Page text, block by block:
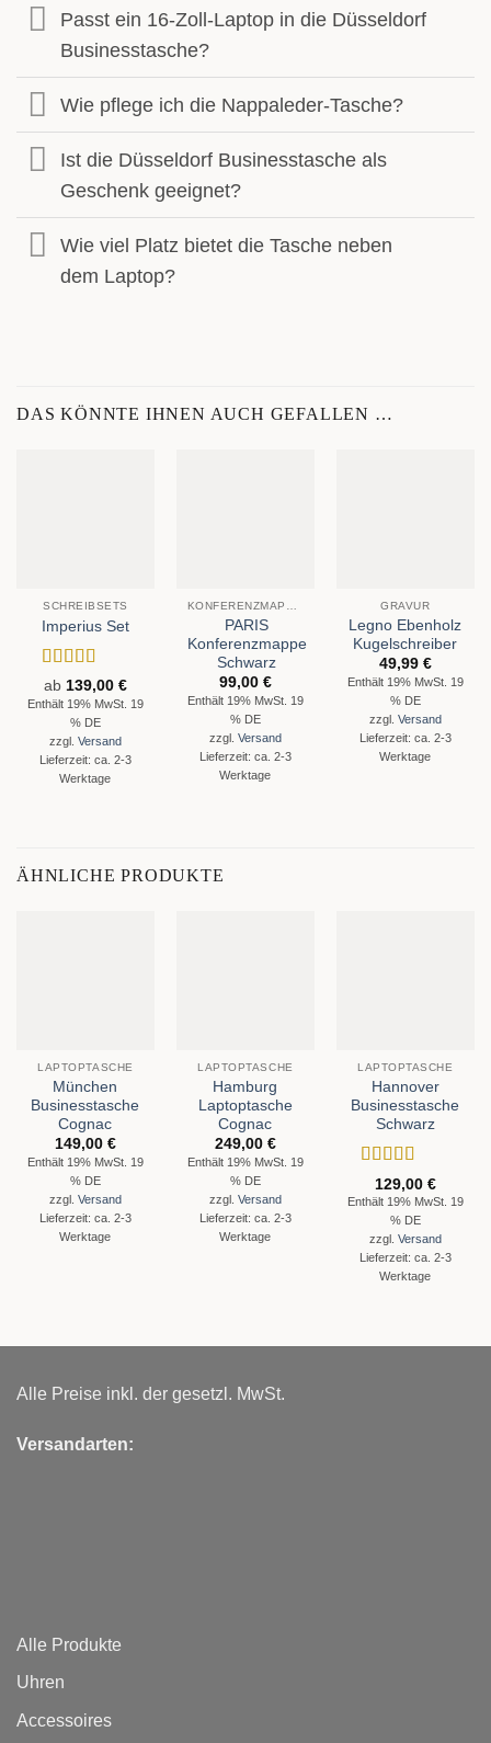
Passt ein 16-Zoll-Laptop in die Düsseldorf
Businesstasche?
Wie pflege ich die Nappaleder-Tasche?
Ist die Düsseldorf Businesstasche als
Geschenk geeignet?
Wie viel Platz bietet die Tasche neben
dem Laptop?
DAS KÖNNTE IHNEN AUCH GEFALLEN …
SCHREIBSETS
Imperius Set
Bewertet
mit 4von
ab 139,00 €
Enthält 19% MwSt. 19
% DE
zzgl. Versand
Lieferzeit: ca. 2-3
Werktage
KONFERENZMAPPEN
PARIS
Konferenzmappe
Schwarz
99,00 €
Enthält 19% MwSt. 19
% DE
zzgl. Versand
Lieferzeit: ca. 2-3
Werktage
GRAVUR
Legno Ebenholz
Kugelschreiber
49,99 €
Enthält 19% MwSt. 19
% DE
zzgl. Versand
Lieferzeit: ca. 2-3
Werktage
ÄHNLICHE PRODUKTE
LAPTOPTASCHE
München
Businesstasche
Cognac
149,00 €
Enthält 19% MwSt. 19
% DE
zzgl. Versand
Lieferzeit: ca. 2-3
Werktage
LAPTOPTASCHE
Hamburg
Laptoptasche
Cognac
249,00 €
Enthält 19% MwSt. 19
% DE
zzgl. Versand
Lieferzeit: ca. 2-3
Werktage
LAPTOPTASCHE
Hannover
Businesstasche
Schwarz
Bewertet
mit 5von 5
129,00 €
Enthält 19% MwSt. 19
% DE
zzgl. Versand
Lieferzeit: ca. 2-3
Werktage
Alle Preise inkl. der gesetzl. MwSt.
Versandarten:
Alle Produkte
Uhren
Accessoires